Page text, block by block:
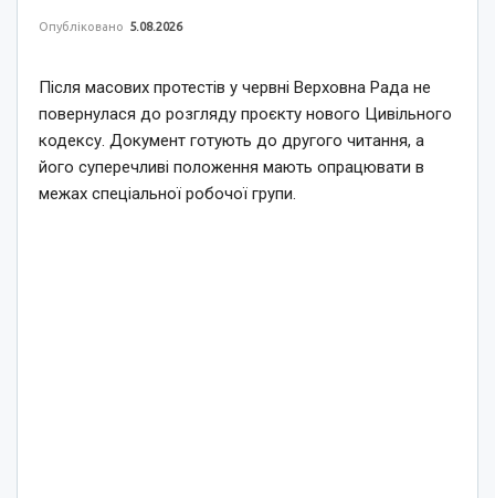
Опубліковано 5.08.2026
Після масових протестів у червні Верховна Рада не
повернулася до розгляду проєкту нового Цивільного
кодексу. Документ готують до другого читання, а
його суперечливі положення мають опрацювати в
межах спеціальної робочої групи.